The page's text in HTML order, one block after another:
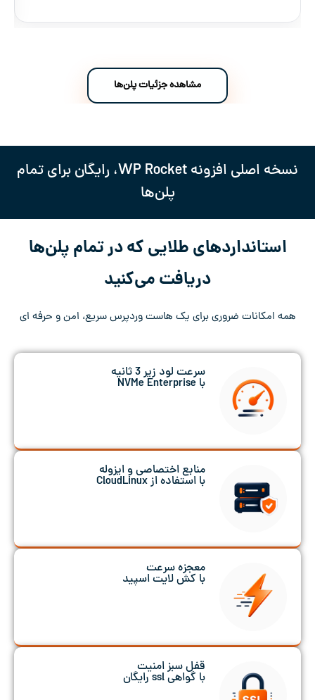
مشاهده جزئیات پلن‌ها
نسخه اصلی افزونه WP Rocket، رایگان برای تمام
پلن‌ها
استانداردهای طلایی که در تمام پلن‌ها
دریافت می‌کنید
همه امکانات ضروری برای یک هاست وردپرس سریع، امن و حرفه ای
سرعت لود زیر 3 ثانیه
با NVMe Enterprise
منابع اختصاصی و ایزوله
با استفاده از CloudLinux
معجزه سرعت
با کش لایت اسپید
قفل سبز امنیت
با گواهی ssl رایگان